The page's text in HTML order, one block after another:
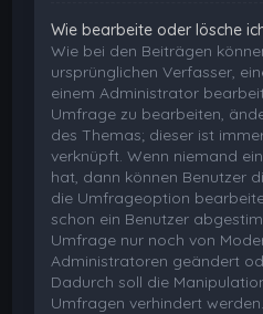
Wie bearbeite oder lösche
Wie bei den Beiträgen
ursprünglichen Verfasser,
einem Administrator
Umfrage zu bearbeiten,
des Themas; dieser ist
verknüpft. Wenn niemand
hat, dann können Benutzer
die Umfrageoption
schon ein Benutzer
Umfrage nur noch von
Administratoren geändert
Dadurch soll die
Umfragen verhindert werden.